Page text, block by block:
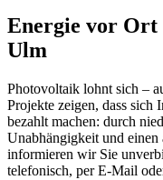
Energie vor Ort
Ulm
Photovoltaik lohnt sich –
Projekte zeigen, dass sich
bezahlt machen: durch
Unabhängigkeit und
informieren wir Sie
telefonisch, per E-Mail